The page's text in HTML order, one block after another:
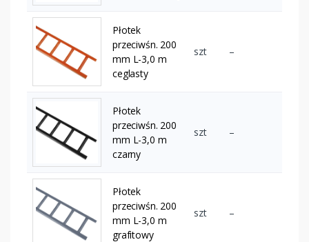
Płotek
przeciwśn. 200
mm L-3,0 m
ceglasty
szt –
Płotek
przeciwśn. 200
mm L-3,0 m
czarny
szt –
Płotek
przeciwśn. 200
mm L-3,0 m
grafitowy
szt –